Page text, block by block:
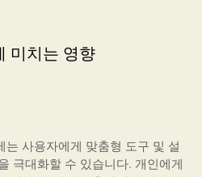
미치는 영향
사용자에게 맞춤형 도구 및 설
극대화할 수 있습니다. 개인에게